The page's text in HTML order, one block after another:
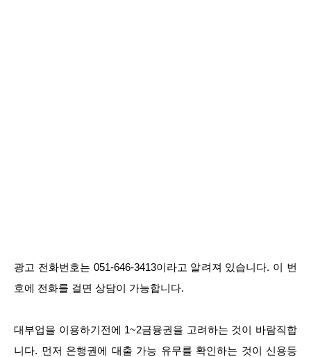
광고 전화번호는 051-646-3413이라고 알려져 있습니다. 이 번
호에 전화를 걸면 상담이 가능합니다.
대부업을 이용하기전에 1~2금융권을 고려하는 것이 바람직합
니다. 먼저 은행권에 대출 가능 유무를 확인하는 것이 신용등